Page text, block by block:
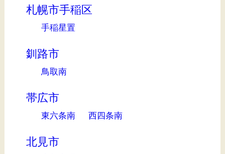
札幌市手稲区
手稲星置
釧路市
鳥取南
帯広市
東六条南 西四条南
北見市